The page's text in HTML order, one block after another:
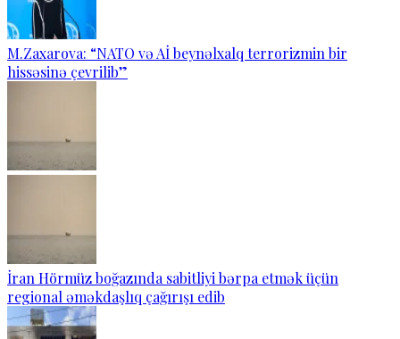
M.Zaxarova: “NATO və Aİ beynəlxalq terrorizmin bir
hissəsinə çevrilib”
İran Hörmüz boğazında sabitliyi bərpa etmək üçün
regional əməkdaşlıq çağırışı edib